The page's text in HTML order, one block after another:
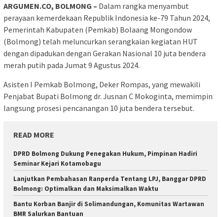
ARGUMEN.CO, BOLMONG – Dalam rangka menyambut
perayaan kemerdekaan Republik Indonesia ke-79 Tahun 2024,
Pemerintah Kabupaten (Pemkab) Bolaang Mongondow
(Bolmong) telah meluncurkan serangkaian kegiatan HUT
dengan dipadukan dengan Gerakan Nasional 10 juta bendera
merah putih pada Jumat 9 Agustus 2024.
Asisten I Pemkab Bolmong, Deker Rompas, yang mewakili
Penjabat Bupati Bolmong dr. Jusnan C Mokoginta, memimpin
langsung prosesi pencanangan 10 juta bendera tersebut.
READ MORE
DPRD Bolmong Dukung Penegakan Hukum, Pimpinan Hadiri
Seminar Kejari Kotamobagu
Lanjutkan Pembahasan Ranperda Tentang LPJ, Banggar DPRD
Bolmong: Optimalkan dan Maksimalkan Waktu
Bantu Korban Banjir di Solimandungan, Komunitas Wartawan
BMR Salurkan Bantuan